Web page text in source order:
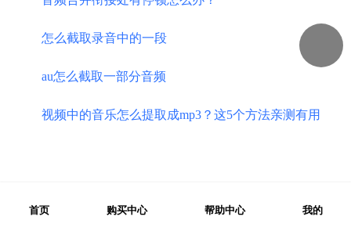
​怎么截取录音中的一段
au怎么截取一部分音频
视频中的音乐怎么提取成mp3？这5个方法亲测有用
首页 购买中心 帮助中心 我的